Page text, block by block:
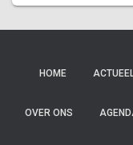
HOME
OVER ONS